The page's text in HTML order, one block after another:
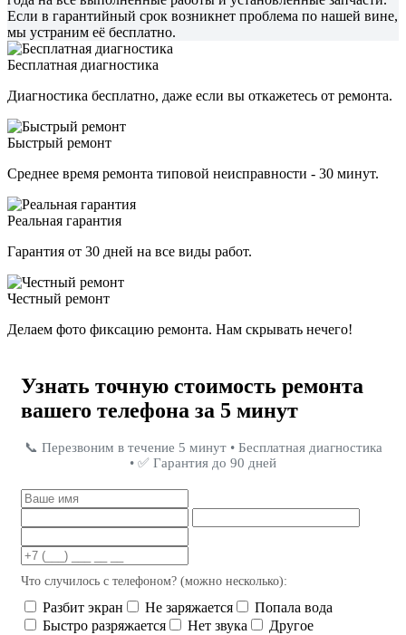
Если в гарантийный срок возникнет проблема по нашей вине,
мы устраним её бесплатно.
Бесплатная диагностика
Диагностика бесплатно, даже если вы откажетесь от ремонта.
Быстрый ремонт
Среднее время ремонта типовой неисправности - 30 минут.
Реальная гарантия
Гарантия от 30 дней на все виды работ.
Честный ремонт
Делаем фото фиксацию ремонта. Нам скрывать нечего!
Узнать точную стоимость ремонта
вашего телефона за 5 минут
📞 Перезвоним в течение 5 минут • Бесплатная диагностика
• ✅ Гарантия до 90 дней
Что случилось с телефоном? (можно несколько):
Разбит экран Не заряжается
Попала вода
Быстро разряжается
Нет звука Другое